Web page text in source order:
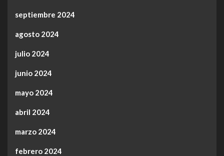
septiembre 2024
agosto 2024
julio 2024
junio 2024
mayo 2024
abril 2024
marzo 2024
febrero 2024